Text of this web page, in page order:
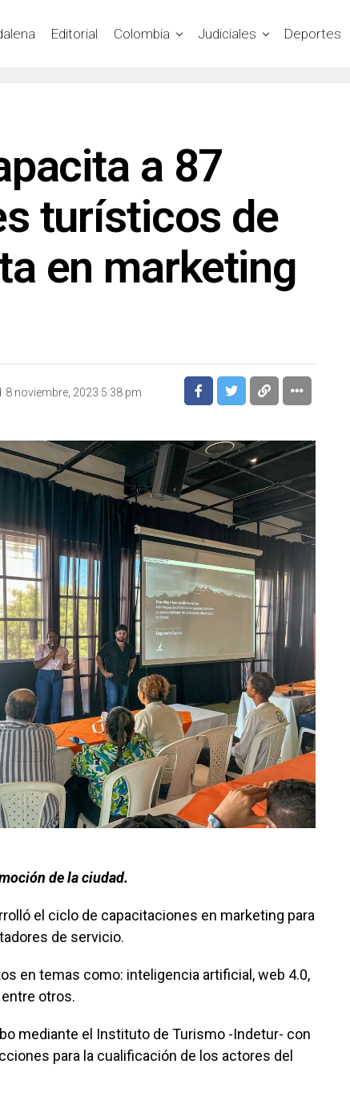
Editorial Colombia Judiciales Deportes
a 87
turísticos de
en marketing
8 noviembre, 2023 5:38 pm
de la ciudad.
el ciclo de capacitaciones en marketing para
de servicio.
en temas como: inteligencia artificial, web 4.0,
otros.
mediante el Instituto de Turismo -Indetur- con
para la cualificación de los actores del